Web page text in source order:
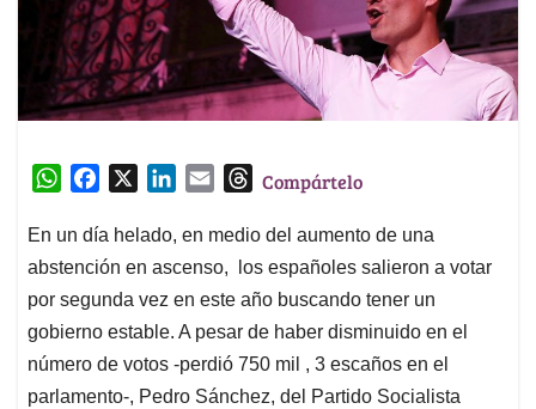
W
a
t
s
A
p
c
e
b
o
o
k
n
k
e
d
n
a
i
l
T
r
e
a
d
s
Compártelo
En un día helado, en medio del aumento de una
abstención en ascenso, los españoles salieron a votar
por segunda vez en este año buscando tener un
gobierno estable. A pesar de haber disminuido en el
número de votos -perdió 750 mil , 3 escaños en el
parlamento-, Pedro Sánchez, del Partido Socialista